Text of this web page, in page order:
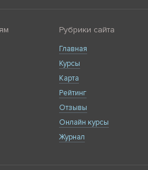
Рубрики сайта
Главная
Курсы
Карта
Рейтинг
Отзывы
Онлайн курсы
Журнал